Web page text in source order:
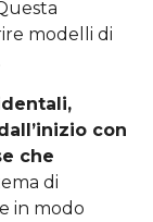
modelli di
con
che
di
in modo